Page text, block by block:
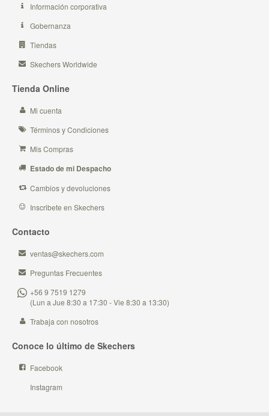
Información corporativa
Gobernanza
Tiendas
Skechers Worldwide
Tienda Online
Mi cuenta
Términos y Condiciones
Mis Compras
Estado de mi Despacho
Cambios y devoluciones
Inscribete en Skechers
Contacto
ventas@skechers.com
Preguntas Frecuentes
+56 9 7519 1279
(Lun a Jue 8:30 a 17:30 - Vie 8:30 a 13:30)
Trabaja con nosotros
Conoce lo último de Skechers
Facebook
Instagram